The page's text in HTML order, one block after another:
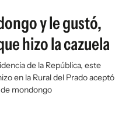
y le gustó,
hizo la cazuela
de la República, este
en la Rural del Prado aceptó
de mondongo